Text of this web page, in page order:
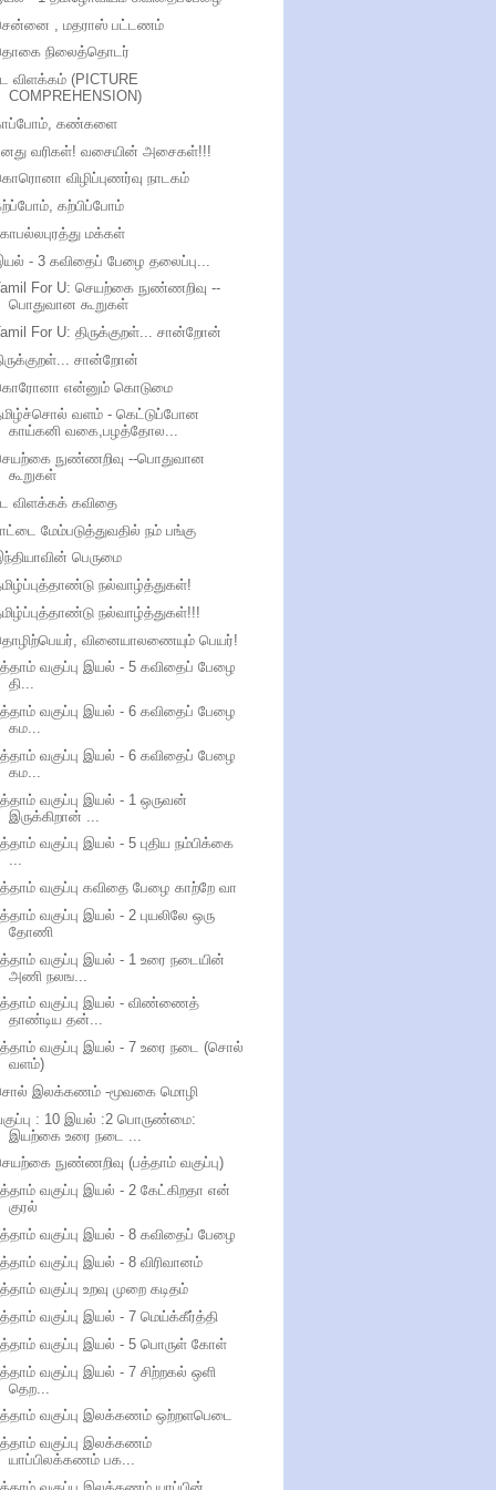
, மதராஸ் பட்டணம்
நிலைத்தொடர்
விளக்கம் (PICTURE
COMPREHENSION)
கண்களை
வரிகள்! வசையின் அசைகள்!!!
விழிப்புணர்வு நாடகம்
கற்பிப்போம்
மக்கள்
- 3 கவிதைப் பேழை தலைப்பு...
For U: செயற்கை நுண்ணறிவு --
பொதுவான கூறுகள்
For U: திருக்குறள்... சான்றோன்
சான்றோன்
என்னும் கொடுமை
வளம் - கெட்டுப்போன
காய்கனி வகை,பழத்தோல...
நுண்ணறிவு --பொதுவான
கூறுகள்
விளக்கக் கவிதை
மேம்படுத்துவதில் நம் பங்கு
பெருமை
நல்வாழ்த்துகள்!
நல்வாழ்த்துகள்!!!
வினையாலணையும் பெயர்!
வகுப்பு இயல் - 5 கவிதைப் பேழை
தி...
வகுப்பு இயல் - 6 கவிதைப் பேழை
கம...
வகுப்பு இயல் - 6 கவிதைப் பேழை
கம...
வகுப்பு இயல் - 1 ஒருவன்
இருக்கிறான் ...
வகுப்பு இயல் - 5 புதிய நம்பிக்கை
...
வகுப்பு கவிதை பேழை காற்றே வா
வகுப்பு இயல் - 2 புயலிலே ஒரு
தோணி
வகுப்பு இயல் - 1 உரை நடையின்
அணி நலங...
வகுப்பு இயல் - விண்ணைத்
தாண்டிய தன்...
வகுப்பு இயல் - 7 உரை நடை (சொல்
வளம்)
இலக்கணம் -மூவகை மொழி
: 10 இயல் :2 பொருண்மை:
இயற்கை உரை நடை ...
நுண்ணறிவு (பத்தாம் வகுப்பு)
வகுப்பு இயல் - 2 கேட்கிறதா என்
குரல்
வகுப்பு இயல் - 8 கவிதைப் பேழை
வகுப்பு இயல் - 8 விரிவானம்
வகுப்பு உறவு முறை கடிதம்
வகுப்பு இயல் - 7 மெய்க்கீர்த்தி
வகுப்பு இயல் - 5 பொருள் கோள்
வகுப்பு இயல் - 7 சிற்றகல் ஒளி
தெற...
வகுப்பு இலக்கணம் ஒற்றளபெடை
வகுப்பு இலக்கணம்
யாப்பிலக்கணம் பக...